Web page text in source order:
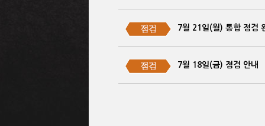
7월 21일(월) 통합 점검
7월 18일(금) 점검 안내